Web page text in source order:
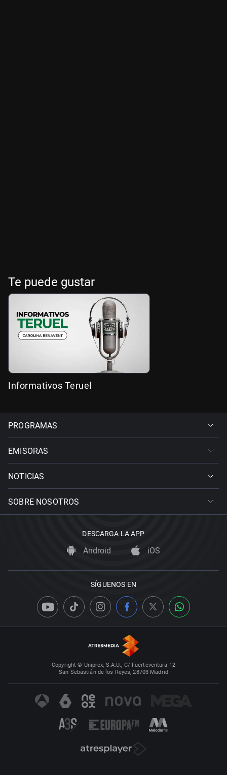
Te puede gustar
Informativos Teruel
PROGRAMAS
EMISORAS
NOTICIAS
SOBRE NOSOTROS
DESCARGA LA APP
Android iOS
SÍGUENOS EN
Copyright © Uniprex, S.A.U., C/ Fuerteventura 12
San Sebastián de los Reyes, 28703 Madrid